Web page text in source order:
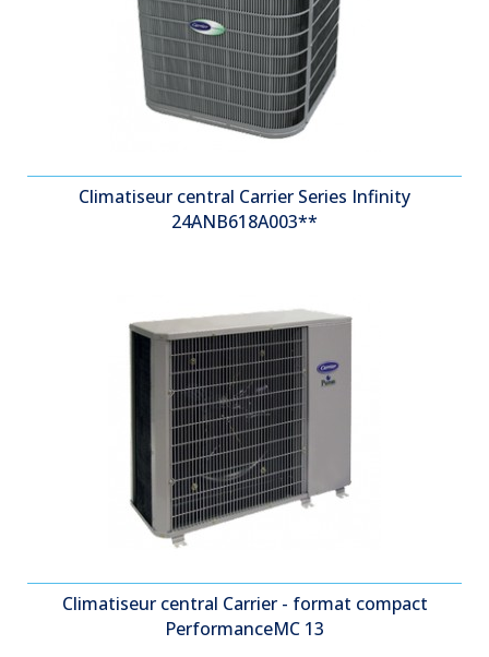
Climatiseur central Carrier Series Infinity
24ANB618A003**
Climatiseur central Carrier - format compact
PerformanceMC 13